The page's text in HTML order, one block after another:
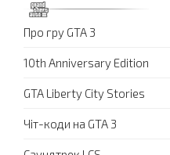
Про гру GTA 3
10th Anniversary Edition
GTA Liberty City Stories
Чіт-коди на GTA 3